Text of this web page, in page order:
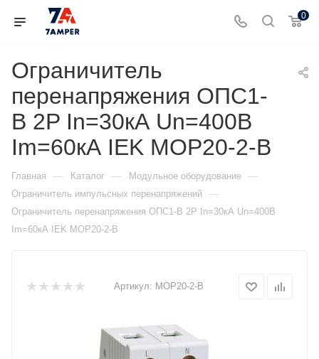
0
Ограничитель
перенапряжения ОПС1-
B 2P In=30кА Un=400В
Im=60кА IEK MOP20-2-B
Главная — Каталог — Модульное оборудование —
Ограничитель импульсных перенапряжений —
Ограничитель перенапряжения ОПС1-B 2P In=30кА Un=400В
Im=60кА IEK MOP20-2-B
Артикул: MOP20-2-B